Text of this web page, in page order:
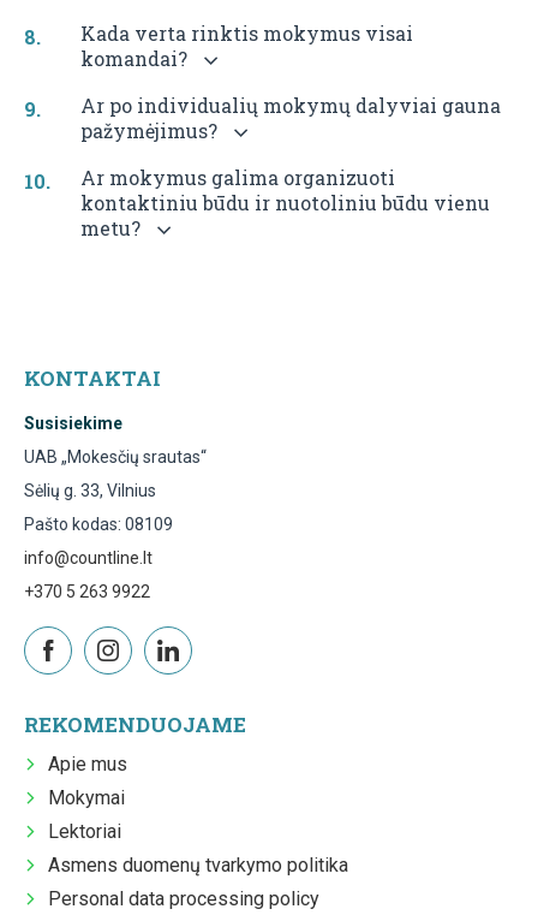
8
KITI
Kada verta rinktis mokymus visai
komandai?
Ar po individualių mokymų dalyviai gauna
pažymėjimus?
Ar mokymus galima organizuoti
kontaktiniu būdu ir nuotoliniu būdu vienu
metu?
KONTAKTAI
Susisiekime
UAB „Mokesčių srautas“
Sėlių g. 33, Vilnius
Pašto kodas: 08109
info@countline.lt
+370 5 263 9922
REKOMENDUOJAME
Apie mus
Mokymai
Lektoriai
Asmens duomenų tvarkymo politika
Personal data processing policy